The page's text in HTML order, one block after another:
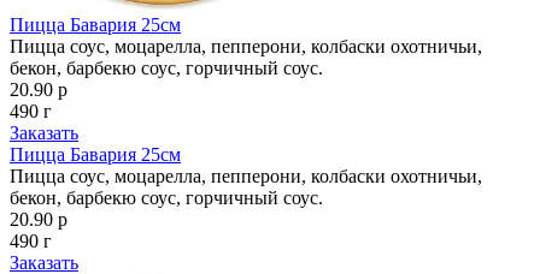
Пицца Бавария 25см
Пицца соус, моцарелла, пепперони, колбаски охотничьи,
бекон, барбекю соус, горчичный соус.
20.90 р
490 г
Заказать
Пицца Бавария 25см
Пицца соус, моцарелла, пепперони, колбаски охотничьи,
бекон, барбекю соус, горчичный соус.
20.90 р
490 г
Заказать